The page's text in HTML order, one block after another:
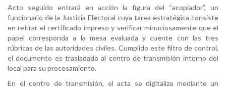
Acto seguido entrará en acción la figura del “acopiador”, un
funcionario de la Justicia Electoral cuya tarea estratégica consiste
en retirar el certificado impreso y verificar minuciosamente que el
papel corresponda a la mesa evaluada y cuente con las tres
rúbricas de las autoridades civiles. Cumplido este filtro de control,
el documento es trasladado al centro de transmisión interno del
local para su procesamiento.
En el centro de transmisión, el acta se digitaliza mediante un